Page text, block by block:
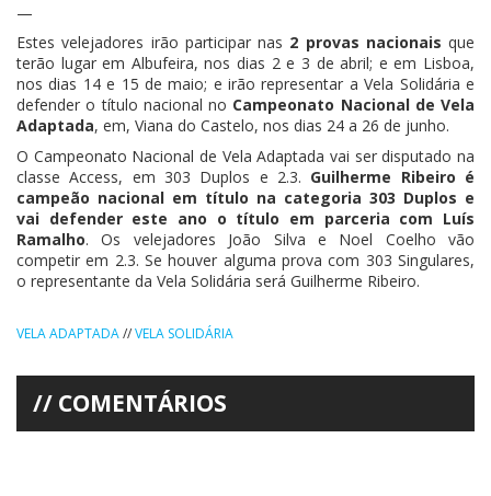
—
Estes velejadores irão participar nas 2 provas nacionais que
terão lugar em Albufeira, nos dias 2 e 3 de abril; e em Lisboa,
nos dias 14 e 15 de maio; e irão representar a Vela Solidária e
defender o título nacional no Campeonato Nacional de Vela
Adaptada, em, Viana do Castelo, nos dias 24 a 26 de junho.
O Campeonato Nacional de Vela Adaptada vai ser disputado na
classe Access, em 303 Duplos e 2.3. Guilherme Ribeiro é
campeão nacional em título na categoria 303 Duplos e
vai defender este ano o título em parceria com Luís
Ramalho. Os velejadores João Silva e Noel Coelho vão
competir em 2.3. Se houver alguma prova com 303 Singulares,
o representante da Vela Solidária será Guilherme Ribeiro.
VELA ADAPTADA//VELA SOLIDÁRIA
COMENTÁRIOS